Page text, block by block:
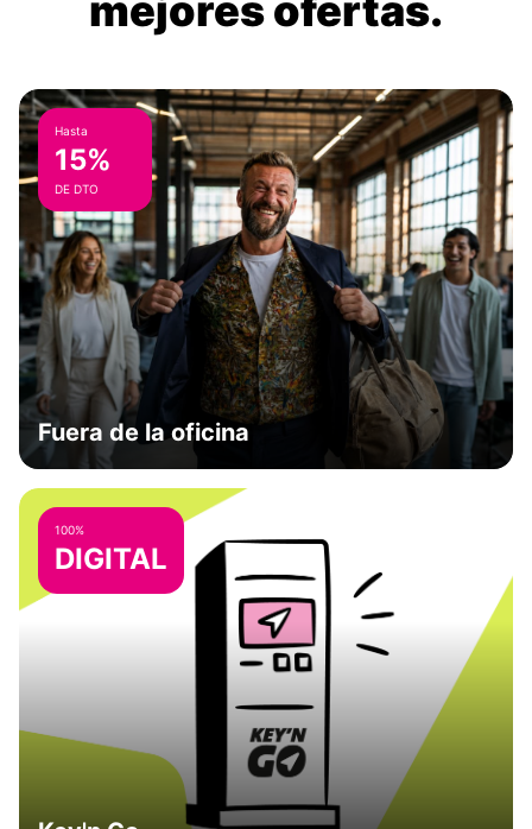
mejores ofertas.
Hasta
15%
DE DTO
Fuera de la oficina
100%
DIGITAL